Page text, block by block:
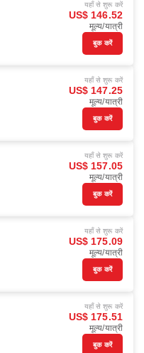
यहाँ से शुरू करें
US$ 146.52
मूल्य/यात्री
बुक करें
यहाँ से शुरू करें
US$ 147.25
मूल्य/यात्री
बुक करें
यहाँ से शुरू करें
US$ 157.05
मूल्य/यात्री
बुक करें
यहाँ से शुरू करें
US$ 175.09
मूल्य/यात्री
बुक करें
यहाँ से शुरू करें
US$ 175.51
मूल्य/यात्री
बुक करें